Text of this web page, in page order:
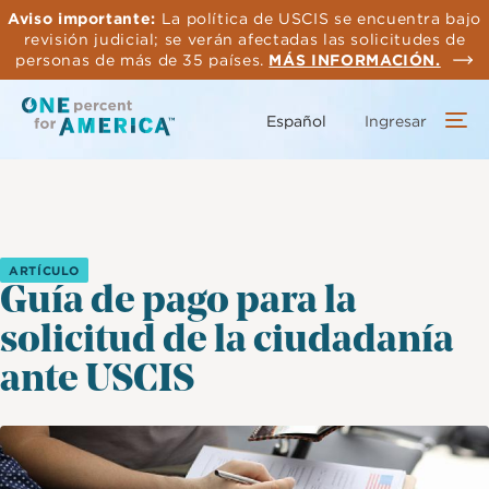
Saltar
contenido
principal
Aviso importante: La política de USCIS se encuentra bajo
revisión judicial; se verán afectadas las solicitudes de
personas de más de 35 países. MÁS INFORMACIÓN.
Español Ingresar
ARTÍCULO
Guía de pago para la
solicitud de la ciudadanía
ante USCIS
Imagen